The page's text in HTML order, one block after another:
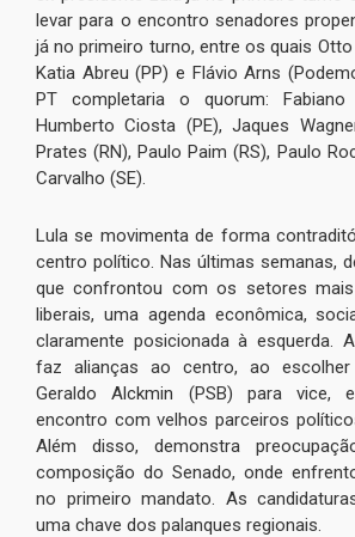
levar para o encontro senadores
já no primeiro turno, entre os quais Otto
Katia Abreu (PP) e Flávio Arns
PT completaria o quorum: Fabiano
Humberto Ciosta (PE), Jaques
Prates (RN), Paulo Paim (RS), Paulo
Carvalho (SE).
Lula se movimenta de forma
centro político. Nas últimas semanas,
que confrontou com os setores
liberais, uma agenda econômica,
claramente posicionada à esquerda.
faz alianças ao centro, ao escolher
Geraldo Alckmin (PSB) para vice,
encontro com velhos parceiros
Além disso, demonstra
composição do Senado, onde
no primeiro mandato. As
uma chave dos palanques regionais.